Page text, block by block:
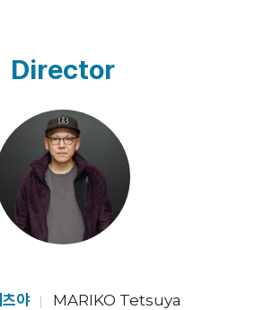
Director
야 MARIKO Tetsuya